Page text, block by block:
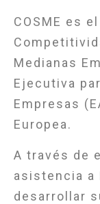
COSME es
Medianas
Ejecutiva
Empresas
Europea.
A través de
asistencia a
desarrollar